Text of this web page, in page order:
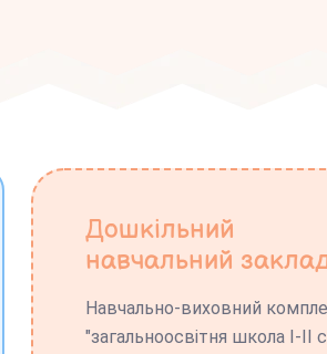
Дошкільний
навчальний
Навчально-виховний
"загальноосвітня школа І-ІІ